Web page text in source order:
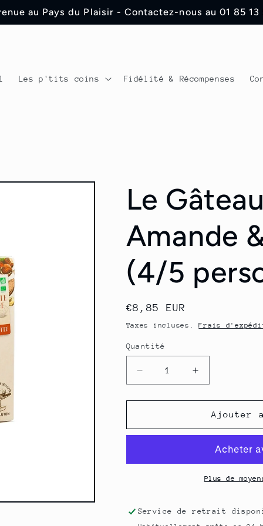
au Pays du Plaisir - Contactez-nous au 01 85 13
Les p'tits coins Fidélité & Récompenses
Le
Amande
(4/5
Prix
habituel
€8,85 EUR
Taxes incluses.Frais
Quantité
Quantité
Réduire
la
quantité
Le
:
-
Augmenter
la
quantité
Le
Moelleux
:
Amande
-
Ajouter
Plus de
Service de retrait